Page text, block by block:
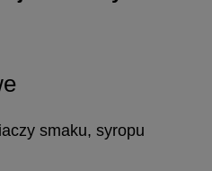
smaku, syropu